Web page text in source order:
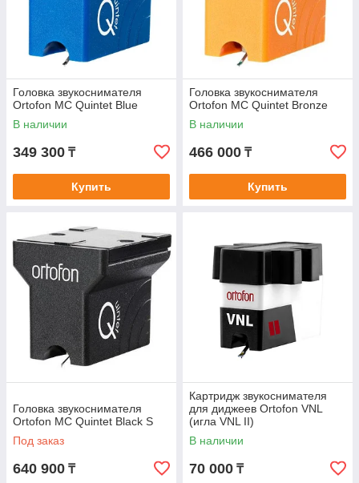
Головка звукоснимателя
Ortofon MC Quintet Blue
В наличии
349 300 ₸
Купить
Головка звукоснимателя
Ortofon MC Quintet Bronze
В наличии
466 000 ₸
Купить
Головка звукоснимателя
Ortofon MC Quintet Black S
Под заказ
640 900 ₸
Картридж звукоснимателя
для диджеев Ortofon VNL
(игла VNL II)
В наличии
70 000 ₸